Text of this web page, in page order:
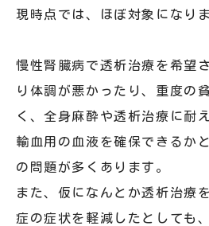
現時点では、ほぼ対象になり
慢性腎臓病で透析治療を希望
り体調が悪かったり、重度の
く、全身麻酔や透析治療に耐
輸血用の血液を確保できるか
の問題が多くあります。
また、仮になんとか透析治療
症の症状を軽減したとしても